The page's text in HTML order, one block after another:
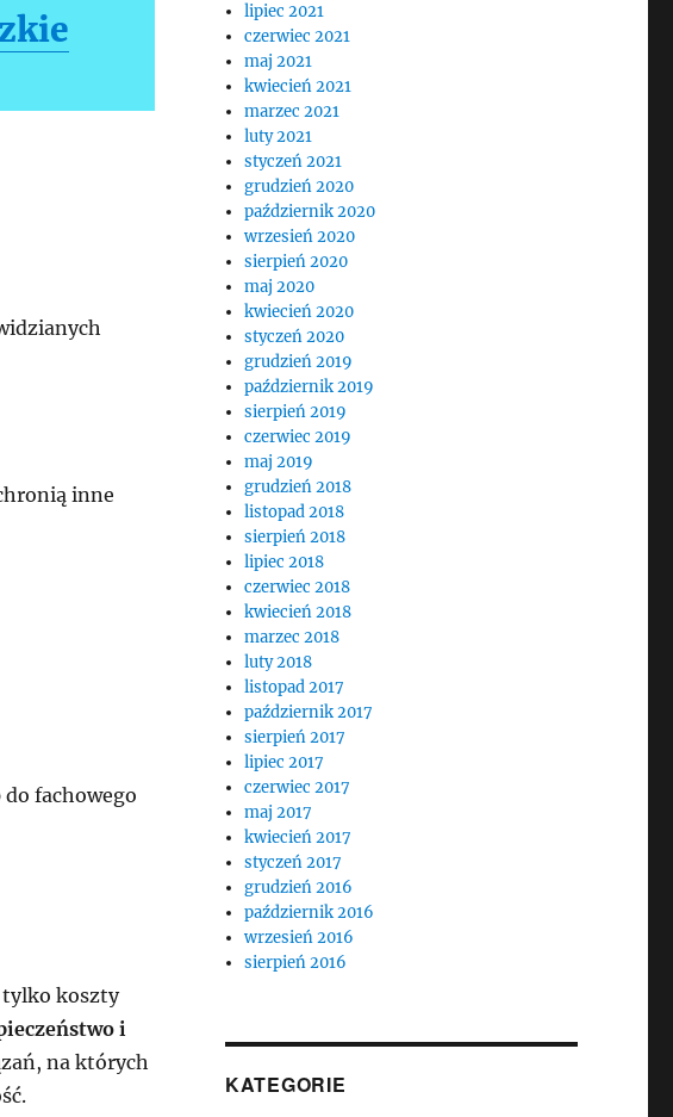
inne
fachowego
tylko koszty
i
na których
lipiec 2021
czerwiec 2021
maj 2021
kwiecień 2021
marzec 2021
luty 2021
styczeń 2021
grudzień 2020
październik 2020
wrzesień 2020
sierpień 2020
maj 2020
kwiecień 2020
styczeń 2020
grudzień 2019
październik 2019
sierpień 2019
czerwiec 2019
maj 2019
grudzień 2018
listopad 2018
sierpień 2018
lipiec 2018
czerwiec 2018
kwiecień 2018
marzec 2018
luty 2018
listopad 2017
październik 2017
sierpień 2017
lipiec 2017
czerwiec 2017
maj 2017
kwiecień 2017
styczeń 2017
grudzień 2016
październik 2016
wrzesień 2016
sierpień 2016
KATEGORIE